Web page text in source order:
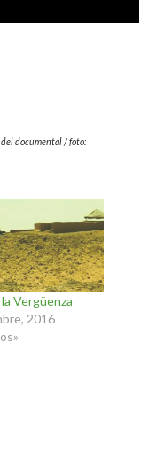
del documental / foto:
Vergüenza
2016